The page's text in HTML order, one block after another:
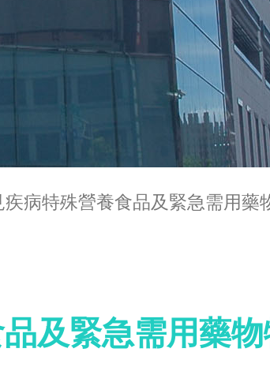
疾病特殊營養食品及緊急需用藥
及緊急需用藥